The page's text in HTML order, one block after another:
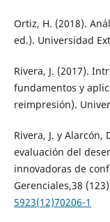
Ortiz, H. (2018).
ed.). Universidad
Rivera, J. (2017).
fundamentos y
reimpresión).
Rivera, J. y Alarcón,
evaluación del
innovadoras de
Gerenciales,38
5923(12)70206-1